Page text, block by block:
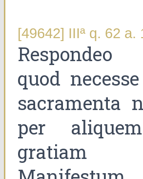
[49642] IIIª q. 62 a.
Respondeo
quod
sacramenta
per
gratiam